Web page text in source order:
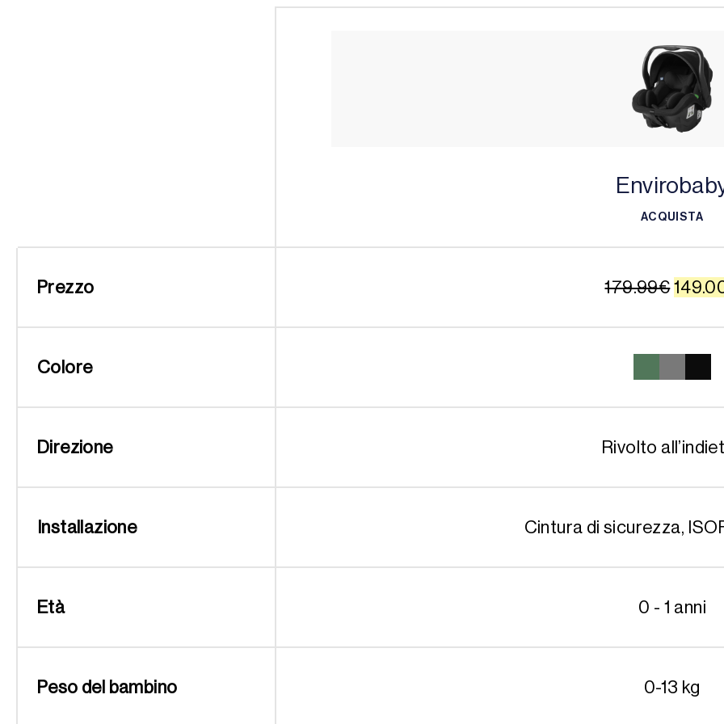
ACQUISTA
Prezzo 179.99€Il
Colore
Direzione Rivolto
Installazione Cintura di sicurezza,
Età 0 - 1 anni
Peso del bambino 0-13 kg